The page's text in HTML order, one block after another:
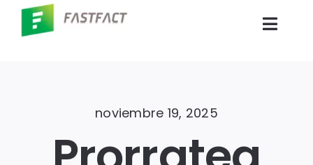
Skip
Productos
noviembre 19, 2025